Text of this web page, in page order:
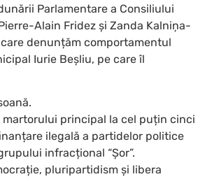
Parlamentare a Consiliului
Alain Fridez și Zanda Kalniņa-
denunțăm comportamentul
Iurie Beșliu, pe care îl
martorului principal la cel puțin cinci
ilegală a partidelor politice
infracțional “Șor”.
pluripartidism și libera